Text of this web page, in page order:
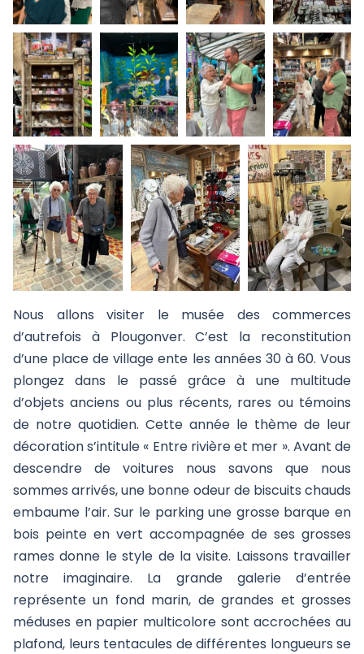
Nous allons visiter le musée des commerces
d’autrefois à Plougonver. C’est la reconstitution
d’une place de village ente les années 30 à 60. Vous
plongez dans le passé grâce à une multitude
d’objets anciens ou plus récents, rares ou témoins
de notre quotidien. Cette année le thème de leur
décoration s’intitule « Entre rivière et mer ». Avant de
descendre de voitures nous savons que nous
sommes arrivés, une bonne odeur de biscuits chauds
embaume l’air. Sur le parking une grosse barque en
bois peinte en vert accompagnée de ses grosses
rames donne le style de la visite. Laissons travailler
notre imaginaire. La grande galerie d’entrée
représente un fond marin, de grandes et grosses
méduses en papier multicolore sont accrochées au
plafond, leurs tentacules de différentes longueurs se